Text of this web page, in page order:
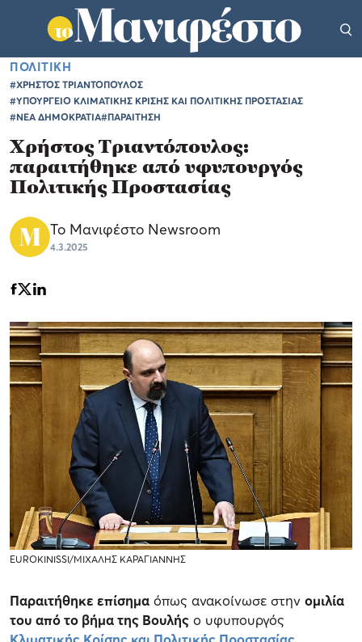
ΠΟΛΙΤΙΚΗ
#ΧΡΗΣΤΟΣ ΤΡΙΑΝΤΟΠΟΥΛΟΣ
#ΥΠΟΥΡΓΕΙΟ ΚΛΙΜΑΤΙΚΗΣ ΚΡΙΣΗΣ ΚΑΙ ΠΟΛΙΤΙΚΗΣ ΠΡΟΣΤΑΣΙΑΣ
#ΝΕΑ ΔΗΜΟΚΡΑΤΙΑ#ΠΑΡΑΙΤΗΣΗ
Χρήστος Τριαντόπουλος:
παραιτήθηκε από υφυπουργός
Πολιτικής Προστασίας
Το Μανιφέστο Newsroom
4.3.2025
EUROKINISSI/ΜΙΧΑΛΗΣ ΚΑΡΑΓΙΑΝΝΗΣ
Παραιτήθηκε επίσημα όπως ανακοίνωσε στην ομιλία
του από το βήμα της Βουλής ο υφυπουργός